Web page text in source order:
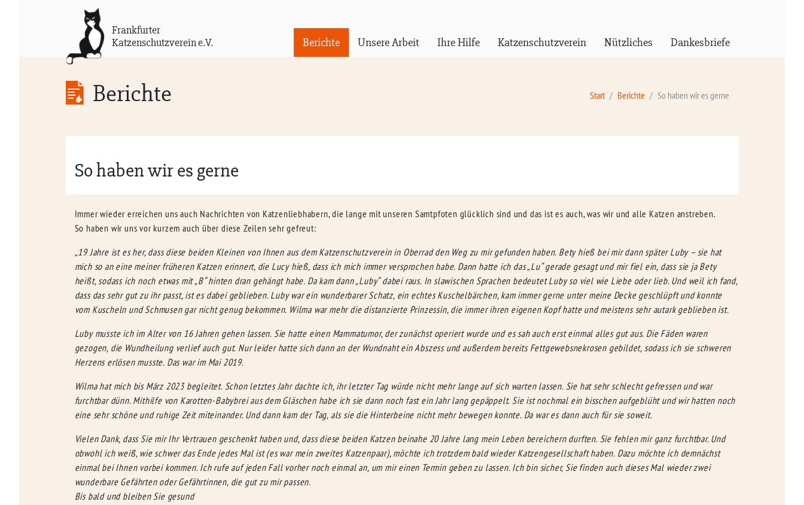
Frankfurter
Katzenschutzverein e.V.
Berichte Unsere Arbeit Ihre Hilfe Katzenschutzverein Nützliches Dankesbriefe
Berichte Start Berichte So haben wir es gerne
So haben wir es gerne
Immer wieder erreichen uns auch Nachrichten von Katzenliebhabern, die lange mit unseren Samtpfoten glücklich sind und das ist es auch, was wir und alle Katzen anstreben.
So haben wir uns vor kurzem auch über diese Zeilen sehr gefreut:
„19 Jahre ist es her, dass diese beiden Kleinen von Ihnen aus dem Katzenschutzverein in Oberrad den Weg zu mir gefunden haben. Bety hieß bei mir dann später Luby – sie hat
mich so an eine meiner früheren Katzen erinnert, die Lucy hieß, dass ich mich immer versprochen habe. Dann hatte ich das „Lu“ gerade gesagt und mir fiel ein, dass sie ja Bety
heißt, sodass ich noch etwas mit „B“ hinten dran gehängt habe. Da kam dann „Luby“ dabei raus. In slawischen Sprachen bedeutet Luby so viel wie Liebe oder lieb. Und weil ich fand,
dass das sehr gut zu ihr passt, ist es dabei geblieben. Luby war ein wunderbarer Schatz, ein echtes Kuschelbärchen, kam immer gerne unter meine Decke geschlüpft und konnte
vom Kuscheln und Schmusen gar nicht genug bekommen. Wilma war mehr die distanzierte Prinzessin, die immer ihren eigenen Kopf hatte und meistens sehr autark geblieben ist.
Luby musste ich im Alter von 16 Jahren gehen lassen. Sie hatte einen Mammatumor, der zunächst operiert wurde und es sah auch erst einmal alles gut aus. Die Fäden waren
gezogen, die Wundheilung verlief auch gut. Nur leider hatte sich dann an der Wundnaht ein Abszess und außerdem bereits Fettgewebsnekrosen gebildet, sodass ich sie schweren
Herzens erlösen musste. Das war im Mai 2019.
Wilma hat mich bis März 2023 begleitet. Schon letztes Jahr dachte ich, ihr letzter Tag würde nicht mehr lange auf sich warten lassen. Sie hat sehr schlecht gefressen und war
furchtbar dünn. Mithilfe von Karotten-Babybrei aus dem Gläschen habe ich sie dann noch fast ein Jahr lang gepäppelt. Sie ist nochmal ein bisschen aufgeblüht und wir hatten noch
eine sehr schöne und ruhige Zeit miteinander. Und dann kam der Tag, als sie die Hinterbeine nicht mehr bewegen konnte. Da war es dann auch für sie soweit.
Vielen Dank, dass Sie mir Ihr Vertrauen geschenkt haben und, dass diese beiden Katzen beinahe 20 Jahre lang mein Leben bereichern durften. Sie fehlen mir ganz furchtbar. Und
obwohl ich weiß, wie schwer das Ende jedes Mal ist (es war mein zweites Katzenpaar), möchte ich trotzdem bald wieder Katzengesellschaft haben. Dazu möchte ich demnächst
einmal bei Ihnen vorbei kommen. Ich rufe auf jeden Fall vorher noch einmal an, um mir einen Termin geben zu lassen. Ich bin sicher, Sie finden auch dieses Mal wieder zwei
wunderbare Gefährten oder Gefährtinnen, die gut zu mir passen.
Bis bald und bleiben Sie gesund